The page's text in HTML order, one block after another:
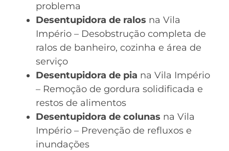
problema
Desentupidora de ralos na Vila
Império – Desobstrução completa de
ralos de banheiro, cozinha e área de
serviço
Desentupidora de pia na Vila Império
– Remoção de gordura solidificada e
restos de alimentos
Desentupidora de colunas na Vila
Império – Prevenção de refluxos e
inundações